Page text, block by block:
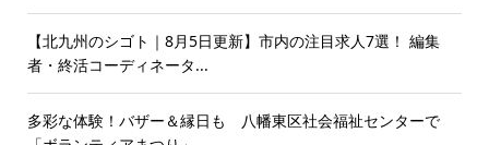
【北九州のシゴト｜8月5日更新】市内の注目求人7選！ 編集
者・終活コーディネータ...
多彩な体験！バザー＆縁日も 八幡東区社会福祉センターで